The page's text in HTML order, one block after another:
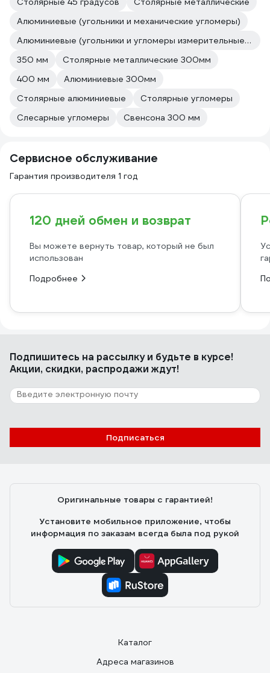
Алюминиевые (угольники и механические угломеры)
Алюминиевые (угольники и угломеры измерительные и разметочные)
350 мм
Столярные металлические 300мм
400 мм
Алюминиевые 300мм
Столярные алюминиевые
Столярные угломеры
Слесарные угломеры
Свенсона 300 мм
Сервисное обслуживание
Гарантия производителя 1 год
120 дней обмен и возврат
Вы можете вернуть товар, который не был
использован
Подробнее
Подпишитесь на рассылкуи будьте в курсе!
Акции, скидки, распродажи ждут!
Подписаться
Оригинальные товары с гарантией!
Установите мобильное приложение, чтобы
информация по заказам всегда была под рукой
Каталог
Адреса магазинов